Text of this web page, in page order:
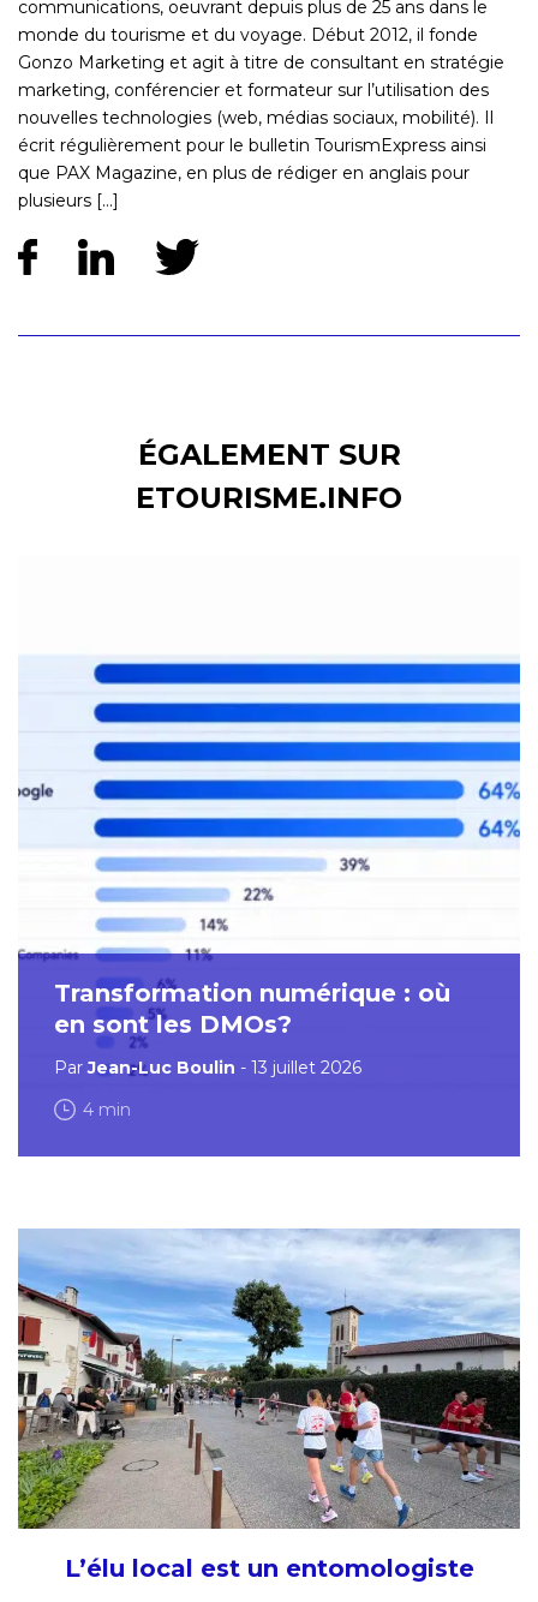
communications, oeuvrant depuis plus de 25 ans dans le
monde du tourisme et du voyage. Début 2012, il fonde
Gonzo Marketing et agit à titre de consultant en stratégie
marketing, conférencier et formateur sur l’utilisation des
nouvelles technologies (web, médias sociaux, mobilité). Il
écrit régulièrement pour le bulletin TourismExpress ainsi
que PAX Magazine, en plus de rédiger en anglais pour
plusieurs [...]
ÉGALEMENT SUR
ETOURISME.INFO
Transformation numérique : où
en sont les DMOs?
ParJean-Luc Boulin - 13 juillet 2026
4 min
L’élu local est un entomologiste